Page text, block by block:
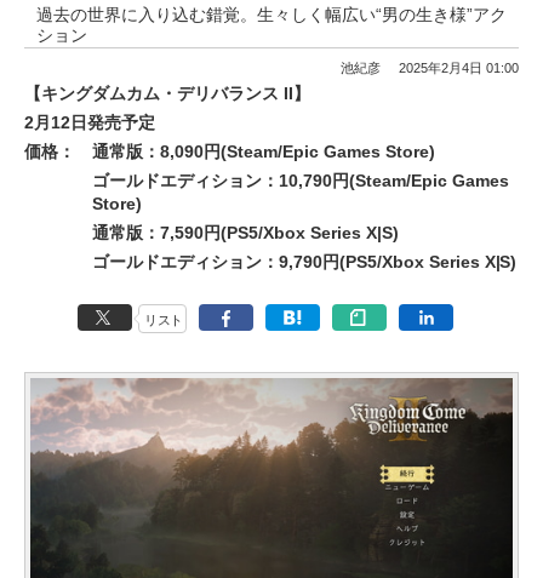
過去の世界に入り込む錯覚。生々しく幅広い“男の生き様”アク
ション
池紀彦 2025年2月4日 01:00
【キングダムカム・デリバランス II】
2月12日発売予定
価格：
通常版：8,090円(Steam/Epic Games Store)
ゴールドエディション：10,790円(Steam/Epic Games
Store)
通常版：7,590円(PS5/Xbox Series X|S)
ゴールドエディション：9,790円(PS5/Xbox Series X|S)
リスト